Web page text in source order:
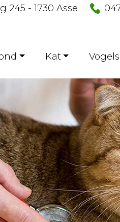
245 - 1730 Asse
Kat Vogels